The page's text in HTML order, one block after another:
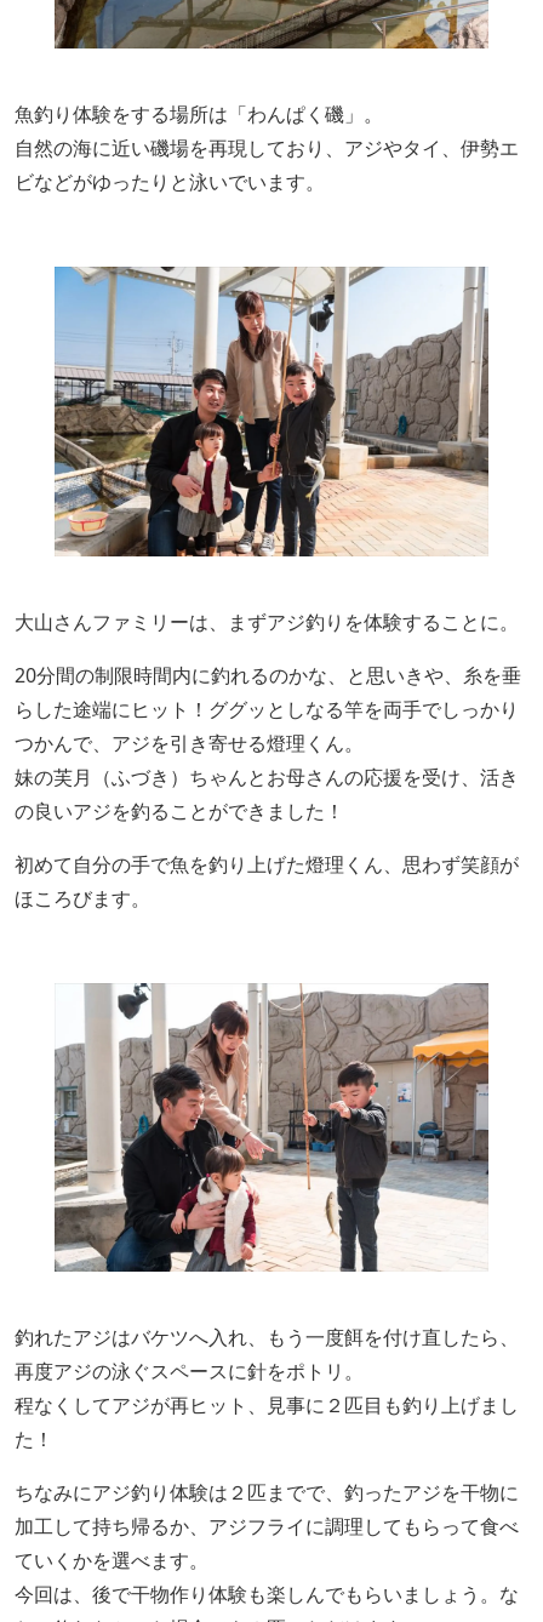
魚釣り体験をする場所は「わんぱく磯」。
自然の海に近い磯場を再現しており、アジやタイ、伊勢エ
ビなどがゆったりと泳いでいます。
大山さんファミリーは、まずアジ釣りを体験することに。
20分間の制限時間内に釣れるのかな、と思いきや、糸を垂
らした途端にヒット！ググッとしなる竿を両手でしっかり
つかんで、アジを引き寄せる燈理くん。
妹の芙月（ふづき）ちゃんとお母さんの応援を受け、活き
の良いアジを釣ることができました！
初めて自分の手で魚を釣り上げた燈理くん、思わず笑顔が
ほころびます。
釣れたアジはバケツへ入れ、もう一度餌を付け直したら、
再度アジの泳ぐスペースに針をポトリ。
程なくしてアジが再ヒット、見事に２匹目も釣り上げまし
た！
ちなみにアジ釣り体験は２匹までで、釣ったアジを干物に
加工して持ち帰るか、アジフライに調理してもらって食べ
ていくかを選べます。
今回は、後で干物作り体験も楽しんでもらいましょう。な